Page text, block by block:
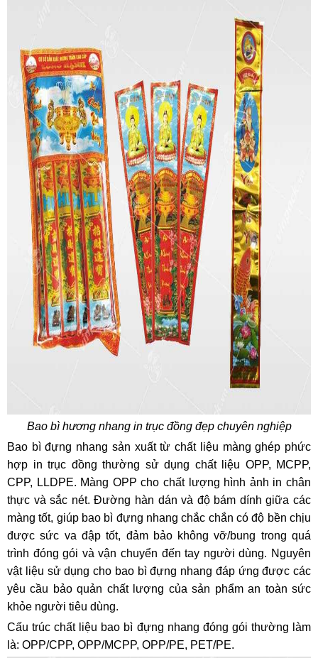
Bao bì hương nhang in trục đồng đẹp chuyên nghiệp
Bao bì đựng nhang sản xuất từ chất liệu màng ghép phức
hợp in trục đồng thường sử dụng chất liệu OPP, MCPP,
CPP, LLDPE. Màng OPP cho chất lượng hình ảnh in chân
thực và sắc nét. Đường hàn dán và độ bám dính giữa các
màng tốt, giúp bao bì đựng nhang chắc chắn có độ bền chịu
được sức va đập tốt, đảm bảo không vỡ/bung trong quá
trình đóng gói và vận chuyển đến tay người dùng. Nguyên
vật liệu sử dụng cho bao bì đựng nhang đáp ứng được các
yêu cầu bảo quản chất lượng của sản phẩm an toàn sức
khỏe người tiêu dùng.
Cấu trúc chất liệu bao bì đựng nhang đóng gói thường làm
là: OPP/CPP, OPP/MCPP, OPP/PE, PET/PE.